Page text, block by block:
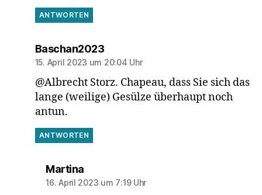
ANTWORTEN
Baschan2023sagt:
15. April 2023 um 20:04 Uhr
@Albrecht Storz. Chapeau, dass Sie sich das
lange (weilige) Gesülze überhaupt noch
antun.
ANTWORTEN
Martinasagt:
16. April 2023 um 7:19 Uhr